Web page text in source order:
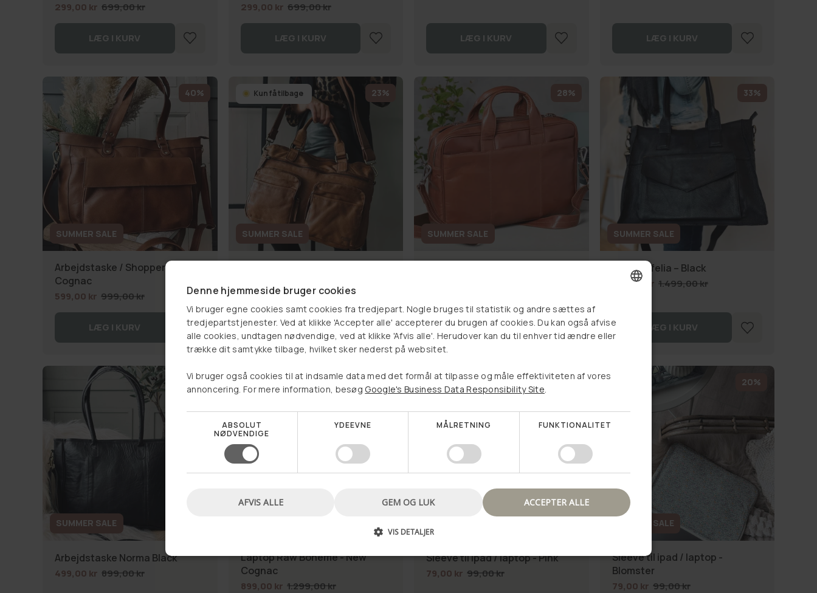
299,00 kr 699,00 kr
LÆG I KURV
299,00 kr 699,00 kr
LÆG I KURV LÆG I KURV LÆG I KURV
SUMMER SALE
40%
Arbejdstaske / Shopper JADA
Cognac
599,00 kr 999,00 kr
LÆG I KURV
Kun få tilbage
SUMMER SALE
23%
LÆG I KURV
SUMMER SALE
28%
LÆG I KURV
SUMMER SALE
33%
Taske Ofelia – Black
999,00 kr 1.499,00 kr
LÆG I KURV
SUMMER SALE
44%
Arbejdstaske Norma Black
499,00 kr 899,00 kr
30%
Laptop Raw Boheme - New
Cognac
899,00 kr 1.299,00 kr
20%
Sleeve til ipad / laptop - Pink
79,00 kr 99,00 kr
SUMMER SALE
20%
Sleeve til ipad / laptop -
Blomster
79,00 kr 99,00 kr
Vælg et produkt, og se om
du har vundet en rabat
DANISH
GERMAN
Denne hjemmeside bruger cookies
Vi bruger egne cookies samt cookies fra tredjepart. Nogle bruges til statistik og andre sættes af
tredjepartstjenester. Ved at klikke 'Accepter alle' accepterer du brugen af cookies. Du kan også afvise
alle cookies, undtagen nødvendige, ved at klikke 'Afvis alle'. Herudover kan du til enhver tid ændre eller
trække dit samtykke tilbage, hvilket sker nederst på websitet.
Vi bruger også cookies til at indsamle data med det formål at tilpasse og måle effektiviteten af vores
annoncering. For mere information, besøg Google's Business Data Responsibility Site.
ABSOLUT
NØDVENDIGE
YDEEVNE MÅLRETNING FUNKTIONALITET
GEM OG LUK ACCEPTER ALLE
AFVIS ALLE
VIS DETALJER